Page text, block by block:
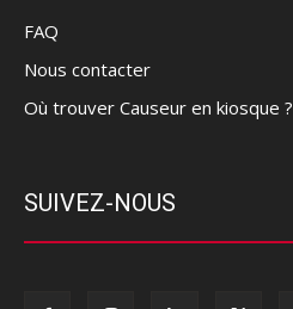
FAQ
Nous contacter
Où trouver Causeur en kiosque ?
SUIVEZ-NOUS